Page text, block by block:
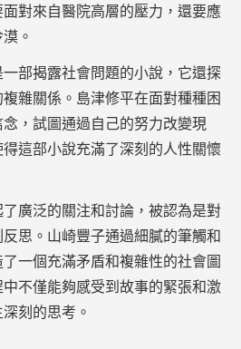
對來自醫院高層的壓力，還要應
。
一部揭露社會問題的小說，它還探
雜關係。島津修平在面對種種困
，試圖通過自己的努力改變現
這部小說充滿了深刻的人性關懷
廣泛的關注和討論，被認為是對
思。山崎豐子通過細膩的筆觸和
一個充滿矛盾和複雜性的社會圖
不僅能夠感受到故事的緊張和激
刻的思考。